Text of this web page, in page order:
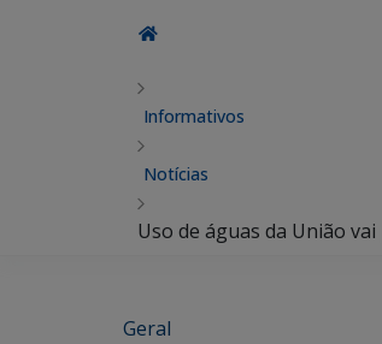
Informativos
Notícias
Uso de águas da União
Geral